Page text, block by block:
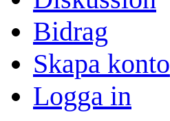
Bidrag
Skapa konto
Logga in